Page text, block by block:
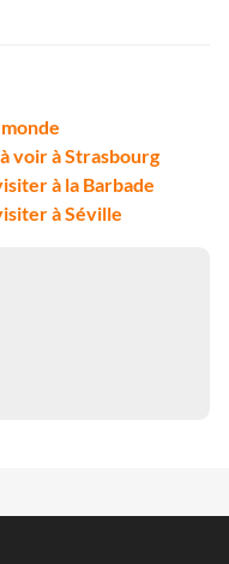
voir à Strasbourg
à la Barbade
à Séville